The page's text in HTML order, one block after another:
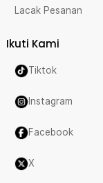
Lacak Pesanan
Ikuti Kami
Tiktok
Instagram
Facebook
X